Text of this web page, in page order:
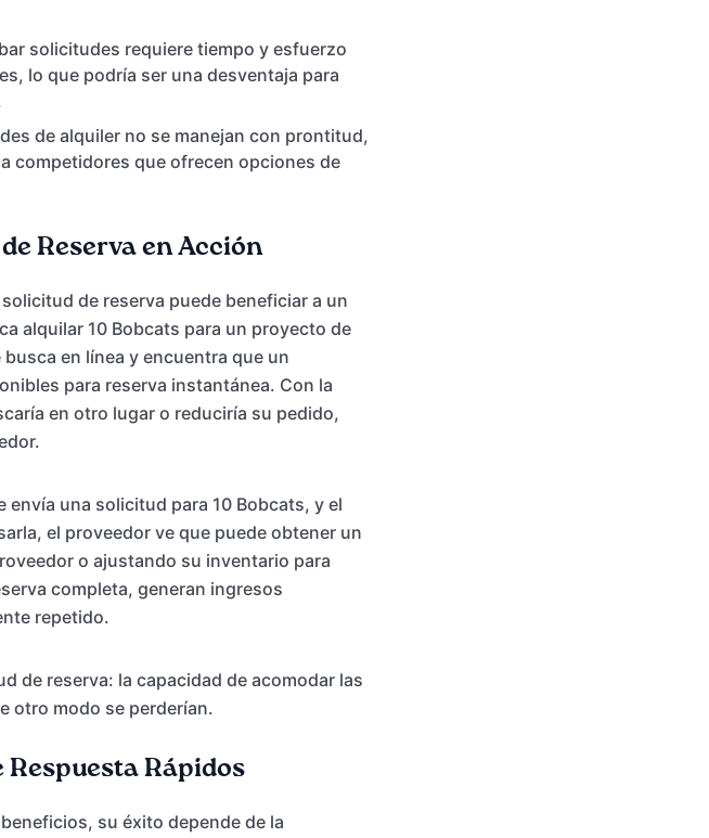
solicitudes requiere tiempo y esfuerzo
lo que podría ser una desventaja para
de alquiler no se manejan con prontitud,
competidores que ofrecen opciones de
Reserva en Acción
de reserva puede beneficiar a un
alquilar 10 Bobcats para un proyecto de
en línea y encuentra que un
para reserva instantánea. Con la
en otro lugar o reduciría su pedido,
una solicitud para 10 Bobcats, y el
el proveedor ve que puede obtener un
o ajustando su inventario para
completa, generan ingresos
repetido.
de reserva: la capacidad de acomodar las
otro modo se perderían.
Rápidos
su éxito depende de la